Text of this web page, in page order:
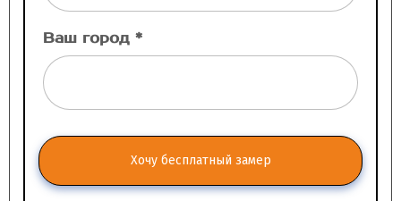
Ваш город *
Хочу бесплатный замер